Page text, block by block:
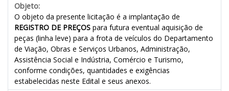
Objeto:
O objeto da presente licitação é a implantação de
REGISTRO DE PREÇOS para futura eventual aquisição de
peças (linha leve) para a frota de veículos do Departamento
de Viação, Obras e Serviços Urbanos, Administração,
Assistência Social e Indústria, Comércio e Turismo,
conforme condições, quantidades e exigências
estabelecidas neste Edital e seus anexos.